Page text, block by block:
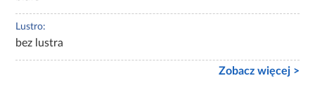
Lustro:
bez lustra
Zobacz więcej >